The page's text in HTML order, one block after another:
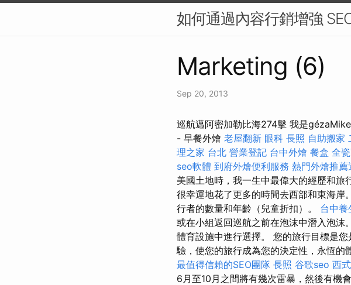
如何通過內容行銷增強
Marketing (6)
Sep 20, 2013
巡航邁阿密加勒比海274擊 我是
- 早餐外燴 老屋翻新 眼科 長照 自助搬家
理之家 台北 營業登記 台中外燴 餐盒 全
seo軟體 到府外燴便利服務 熱門外燴推薦
美國土地時，我一生中最偉大的經歷和旅
很幸運地花了更多的時間去西部和東海岸。
行者的數量和年齡（兒童折扣）。 台中養
或在小組返回巡航之前在泡沫中潛入泡沫。
體育設施中進行選擇。 您的旅行目標是
驗，使您的旅行成為您的決定性，永恆的
最值得信賴的SEO團隊 長照 谷歌seo 西
6月至10月之間將有幾次雷暴，然後有機